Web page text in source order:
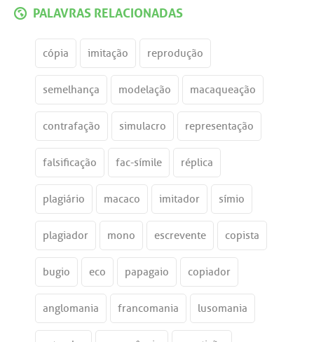
PALAVRAS RELACIONADAS
cópia imitação reprodução
semelhança modelação macaqueação
contrafação simulacro representação
falsificação fac-símile réplica
plagiário macaco imitador símio
plagiador mono escrevente copista
bugio eco papagaio copiador
anglomania francomania lusomania